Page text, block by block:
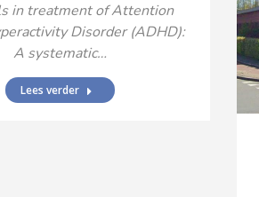
in treatment of Attention
Disorder (ADHD):
A systematic…
Lees verder